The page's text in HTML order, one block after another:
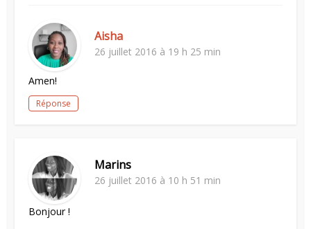
Aisha
26 juillet 2016 à 19 h 25 min
Amen!
Réponse
Marins
26 juillet 2016 à 10 h 51 min
Bonjour !